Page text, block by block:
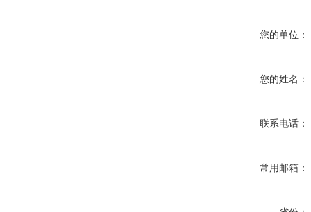
您的单位：
您的姓名：
联系电话：
常用邮箱：